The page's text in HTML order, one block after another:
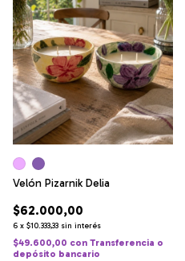
Velón Pizarnik Delia
$62.000,00
6 x $10.333,33 sin interés
$49.600,00 con Transferencia o
depósito bancario